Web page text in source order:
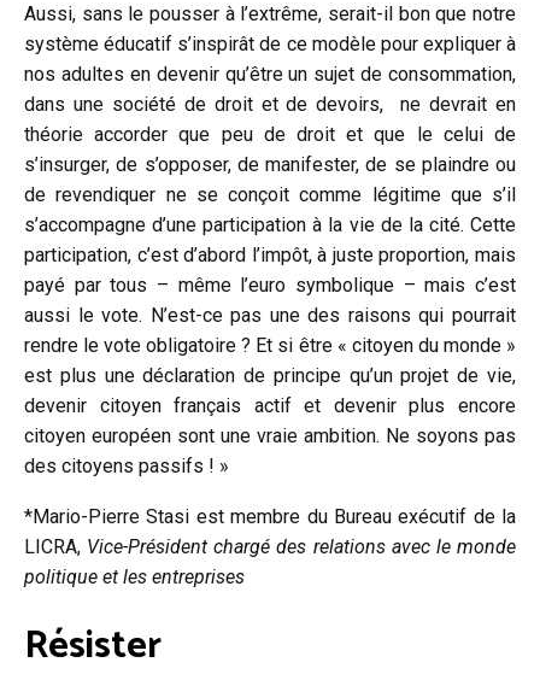
Aussi, sans le pousser à l’extrême, serait-il bon que notre
système éducatif s’inspirât de ce modèle pour expliquer à
nos adultes en devenir qu’être un sujet de consommation,
dans une société de droit et de devoirs, ne devrait en
théorie accorder que peu de droit et que le celui de
s’insurger, de s’opposer, de manifester, de se plaindre ou
de revendiquer ne se conçoit comme légitime que s’il
s’accompagne d’une participation à la vie de la cité. Cette
participation, c’est d’abord l’impôt, à juste proportion, mais
payé par tous – même l’euro symbolique – mais c’est
aussi le vote. N’est-ce pas une des raisons qui pourrait
rendre le vote obligatoire ? Et si être « citoyen du monde »
est plus une déclaration de principe qu’un projet de vie,
devenir citoyen français actif et devenir plus encore
citoyen européen sont une vraie ambition. Ne soyons pas
des citoyens passifs ! »
*Mario-Pierre Stasi est membre du Bureau exécutif de la
LICRA, Vice-Président chargé des relations avec le monde
politique et les entreprises
Résister